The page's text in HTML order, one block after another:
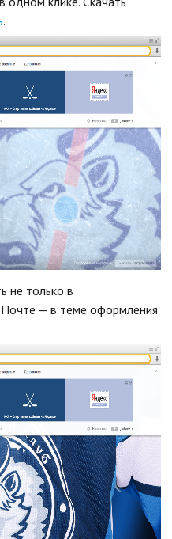
.
не только в
— в теме оформления